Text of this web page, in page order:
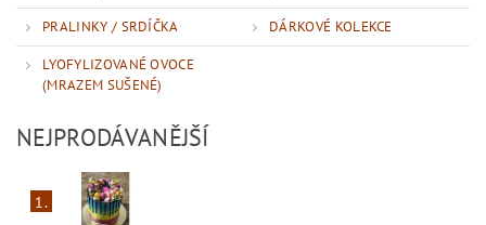
PRALINKY / SRDÍČKA DÁRKOVÉ KOLEKCE
LYOFYLIZOVANÉ OVOCE
(MRAZEM SUŠENÉ)
NEJPRODÁVANĚJŠÍ
1.